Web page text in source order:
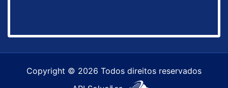
Copyright © 2026 Todos direitos reservados